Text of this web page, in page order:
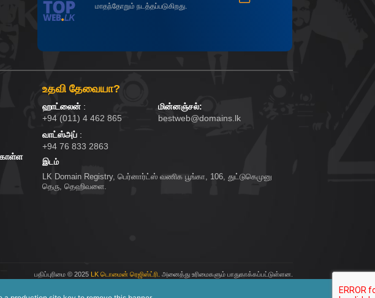
மாதந்தோறும் நடத்தப்படுகிறது.
உதவி தேவையா?
ஹாட்லைன்:
+94 (011) 4 462 865
மின்னஞ்சல்:
bestweb@domains.lk
வாட்ஸ்அப்:
+94 76 833 2863
இடம்
LK Domain Registry, பெர்னார்ட்ஸ் வணிக பூங்கா, 106, துட்டுகெமுனு
தெரு, தெஹிவளை.
பதிப்புரிமை © 2025 LK டொமைன் ரெஜிஸ்ட்ரி. அனைத்து உரிமைகளும் பாதுகாக்கப்பட்டுள்ளன.